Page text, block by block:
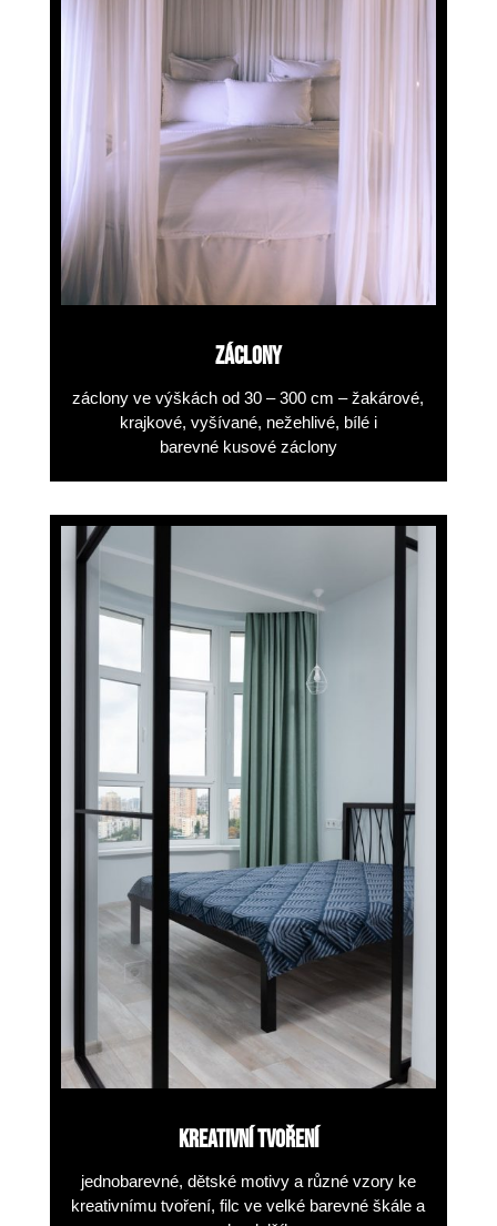
ZÁCLONY
záclony ve výškách od 30 – 300 cm – žakárové,
krajkové, vyšívané, nežehlivé, bílé i
barevné kusové záclony
KREATIVNÍ TVOŘENÍ
jednobarevné, dětské motivy a různé vzory ke
kreativnímu tvoření, filc ve velké barevné škále a